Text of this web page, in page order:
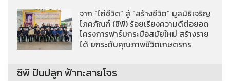
จาก “ไถ่ชีวิต” สู่ “สร้างชีวิต” มูลนิธิเจริญ
โภคภัณฑ์ (ซีพี) ร้อยเรียงความดีต่อยอด
โครงการฟาร์มกระบือสมัยใหม่ สร้างราย
ได้ ยกระดับคุณภาพชีวิตเกษตรกร
ซีพี ปันปลูก ฟ้าทะลายโจร